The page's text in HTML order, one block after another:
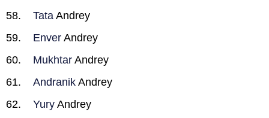
Tata Andrey
Enver Andrey
Mukhtar Andrey
Andranik Andrey
Yury Andrey